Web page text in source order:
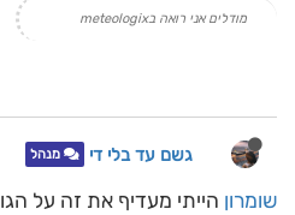
מודלים אני רואה בmeteologix
גשם עד בלי די מנהל
שומרון הייתי מעדיף את זה על